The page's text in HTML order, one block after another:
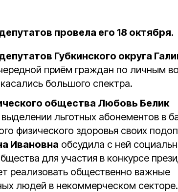
провела его 18 октября.
Губкинского округа
приём граждан по личным
большого спектра.
общества Любовь Белик
льготных абонементов в
физического здоровья своих
Ивановна обсудила с ней
для участия в конкурсе
реализовать общественно важные
людей в некоммерческом секторе.